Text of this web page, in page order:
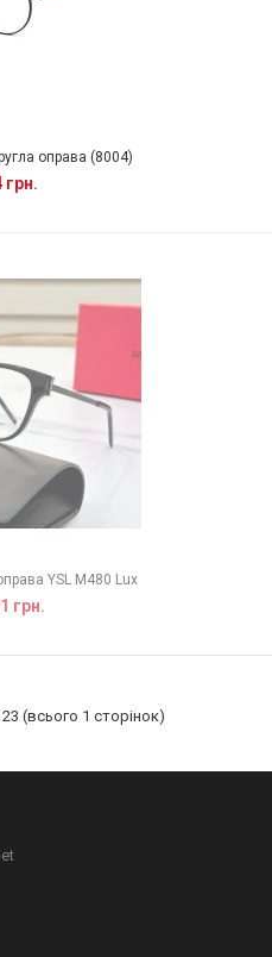
оправа (8004)
грн.
YSL M480 Lux
грн.
(всього 1 сторінок)